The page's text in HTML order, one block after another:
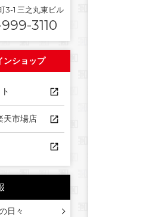
3-1 三之丸東ビル
3110
ンショップ
天市場店
日々